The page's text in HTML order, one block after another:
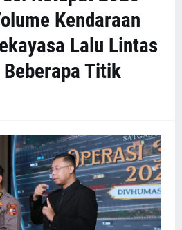
Kendaraan
Lalu Lintas
Titik